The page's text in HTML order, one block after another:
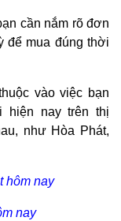
cần nắm rõ đơn
để mua đúng thời
vào việc bạn
hiện nay trên thị
như Hòa Phát,
hôm nay
nay